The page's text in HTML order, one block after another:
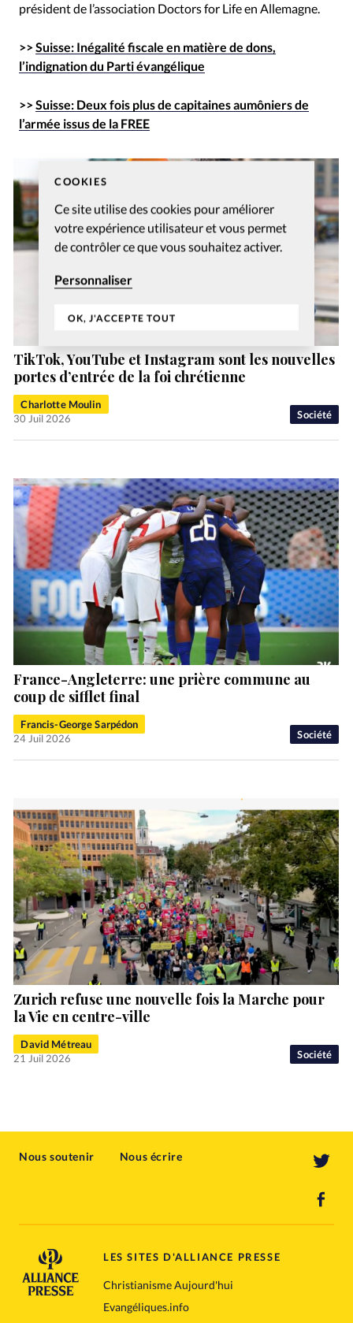
COOKIES
Ce site utilise des cookies pour améliorer
votre expérience utilisateur et vous permet
de contrôler ce que vous souhaitez activer.
Personnaliser
OK, J'ACCEPTE TOUT
président de l’association Doctors for Life en Allemagne.
>>Suisse: Inégalité fiscale en matière de dons,
l’indignation du Parti évangélique
>>Suisse: Deux fois plus de capitaines aumôniers de
l’armée issus de la FREE
Société
TikTok, YouTube et Instagram sont les nouvelles
portes d’entrée de la foi chrétienne
Charlotte Moulin
30 Juil 2026
Société
France-Angleterre: une prière commune au
coup de sifflet final
Francis-George Sarpédon
24 Juil 2026
Société
Zurich refuse une nouvelle fois la Marche pour
la Vie en centre-ville
David Métreau
21 Juil 2026
Nous soutenir Nous écrire
LES SITES D'ALLIANCE PRESSE
Christianisme Aujourd'hui
Evangéliques.info